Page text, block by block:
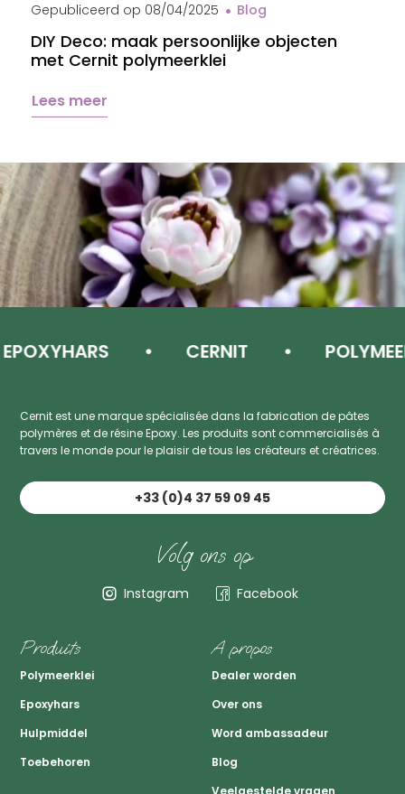
Gepubliceerd op 08/04/2025 Blog
DIY Deco: maak persoonlijke objecten
met Cernit polymeerklei
Lees meer
CERNIT
Cernit est une marque spécialisée dans la fabrication de pâtes
polymères et de résine Epoxy. Les produits sont commercialisés à
travers le monde pour le plaisir de tous les créateurs et créatrices.
+33 (0)4 37 59 09 45
Volg ons op
Instagram Facebook
Produits
Polymeerklei
Epoxyhars
Hulpmiddel
Toebehoren
A propos
Dealer worden
Over ons
Word ambassadeur
Blog